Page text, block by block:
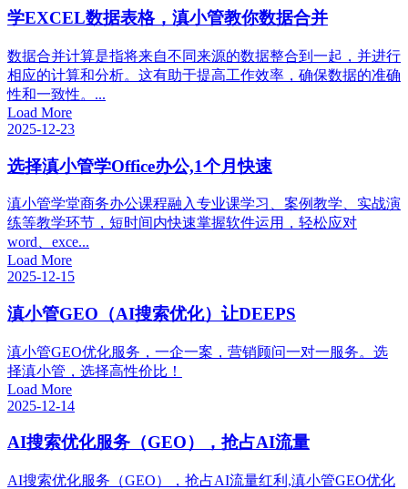
学EXCEL数据表格，滇小管教你数据合并
数据合并计算是指将来自不同来源的数据整合到一起，并进行
相应的计算和分析。这有助于提高工作效率，确保数据的准确
性和一致性。...
Load More
2025-12-23
选择滇小管学Office办公,1个月快速
滇小管学堂商务办公课程融入专业课学习、案例教学、实战演
练等教学环节，短时间内快速掌握软件运用，轻松应对
word、exce...
Load More
2025-12-15
滇小管GEO（AI搜索优化）让DEEPS
滇小管GEO优化服务，一企一案，营销顾问一对一服务。选
择滇小管，选择高性价比！
Load More
2025-12-14
AI搜索优化服务（GEO），抢占AI流量
AI搜索优化服务（GEO），抢占AI流量红利,滇小管GEO优化